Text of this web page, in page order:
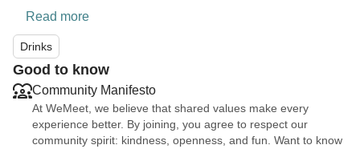
Read more
Drinks
Good to know
Community Manifesto
At WeMeet, we believe that shared values make every
experience better. By joining, you agree to respect our
community spirit: kindness, openness, and fun. Want to know